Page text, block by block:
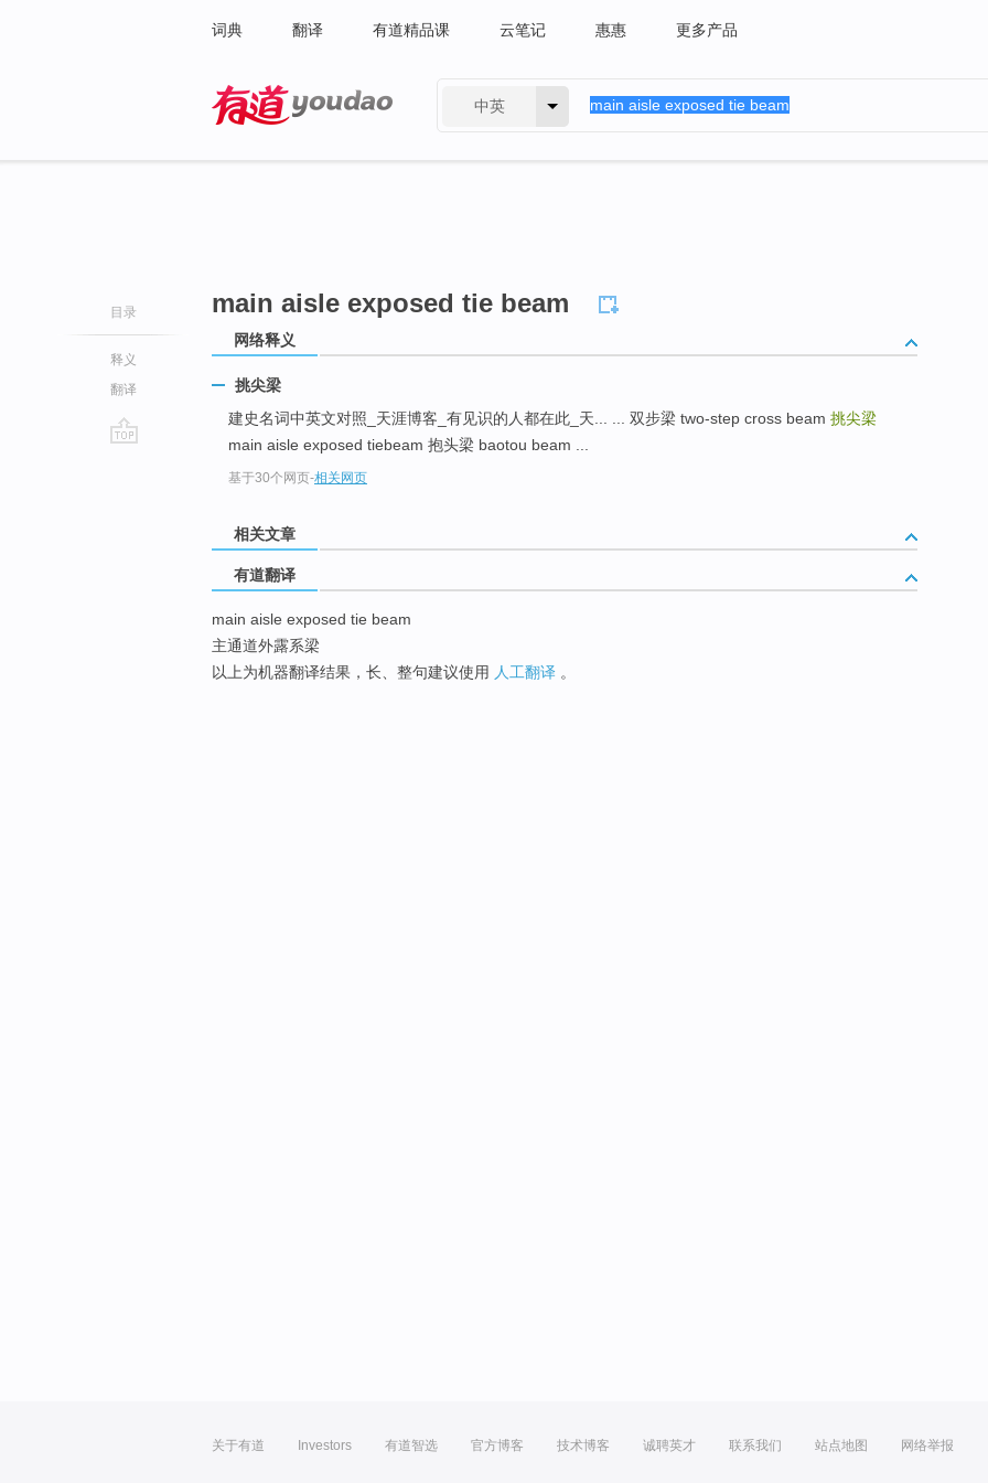
词典 翻译 有道精品课 云笔记 惠惠 更多产品
中英
目录
释义
翻译
main aisle exposed tie beam
网络释义
挑尖梁
建史名词中英文对照_天涯博客_有见识的人都在此_天... ... 双步梁 two-step cross beam 挑尖梁
main aisle exposed tiebeam 抱头梁 baotou beam ...
基于30个网页-相关网页
相关文章
有道翻译
main aisle exposed tie beam
主通道外露系梁
以上为机器翻译结果，长、整句建议使用 人工翻译 。
关于有道 Investors 有道智选 官方博客 技术博客 诚聘英才 联系我们 站点地图 网络举报